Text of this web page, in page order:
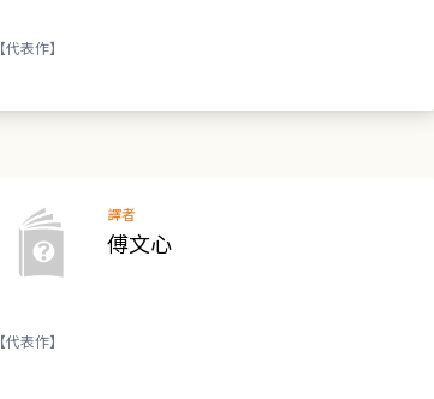
【代表作】
譯者
傅文心
【代表作】